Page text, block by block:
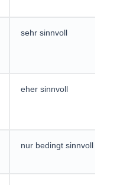
sehr sinnvoll
eher sinnvoll
nur bedingt sinnvoll